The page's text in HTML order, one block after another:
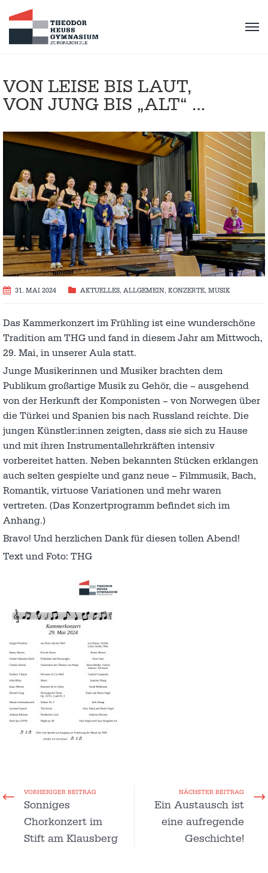
VON LEISE BIS LAUT,
VON JUNG BIS „ALT“ …
31. MAI 2024 AKTUELLES, ALLGEMEIN, KONZERTE, MUSIK
Das Kammerkonzert im Frühling ist eine wunderschöne
Tradition am THG und fand in diesem Jahr am Mittwoch,
29. Mai, in unserer Aula statt.
Junge Musikerinnen und Musiker brachten dem
Publikum großartige Musik zu Gehör, die – ausgehend
von der Herkunft der Komponisten – von Norwegen über
die Türkei und Spanien bis nach Russland reichte. Die
jungen Künstler:innen zeigten, dass sie sich zu Hause
und mit ihren Instrumentallehrkräften intensiv
vorbereitet hatten. Neben bekannten Stücken erklangen
auch selten gespielte und ganz neue – Filmmusik, Bach,
Romantik, virtuose Variationen und mehr waren
vertreten. (Das Konzertprogramm befindet sich im
Anhang.)
Bravo! Und herzlichen Dank für diesen tollen Abend!
Text und Foto: THG
VORHERIGER BEITRAG
Sonniges
Chorkonzert im
Stift am Klausberg
NÄCHSTER BEITRAG
Ein Austausch ist
eine aufregende
Geschichte!